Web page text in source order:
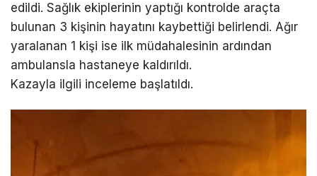
edildi. Sağlık ekiplerinin yaptığı kontrolde araçta
bulunan 3 kişinin hayatını kaybettiği belirlendi. Ağır
yaralanan 1 kişi ise ilk müdahalesinin ardından
ambulansla hastaneye kaldırıldı.
Kazayla ilgili inceleme başlatıldı.